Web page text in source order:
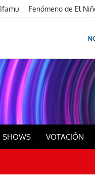
Ifarhu Fenómeno de El
Diana
SHOWS VOTACIÓN